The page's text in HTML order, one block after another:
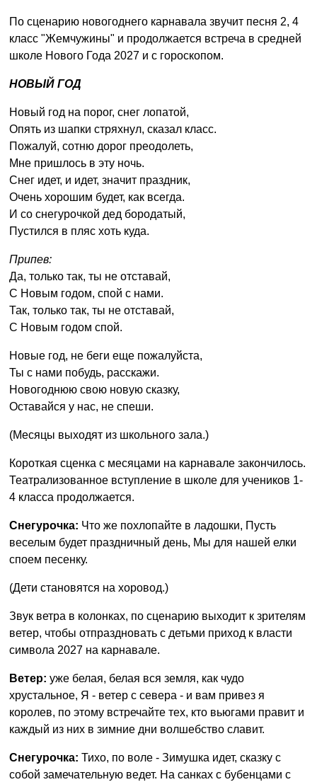
По сценарию новогоднего карнавала звучит песня 2, 4
класс "Жемчужины" и продолжается встреча в средней
школе Нового Года 2027 и с гороскопом.
НОВЫЙ ГОД
Новый год на порог, снег лопатой,
Опять из шапки стряхнул, сказал класс.
Пожалуй, сотню дорог преодолеть,
Мне пришлось в эту ночь.
Снег идет, и идет, значит праздник,
Очень хорошим будет, как всегда.
И со снегурочкой дед бородатый,
Пустился в пляс хоть куда.
Припев:
Да, только так, ты не отставай,
С Новым годом, спой с нами.
Так, только так, ты не отставай,
С Новым годом спой.
Новые год, не беги еще пожалуйста,
Ты с нами побудь, расскажи.
Новогоднюю свою новую сказку,
Оставайся у нас, не спеши.
(Месяцы выходят из школьного зала.)
Короткая сценка с месяцами на карнавале закончилось.
Театрализованное вступление в школе для учеников 1-
4 класса продолжается.
Снегурочка: Что же похлопайте в ладошки, Пусть
веселым будет праздничный день, Мы для нашей елки
споем песенку.
(Дети становятся на хоровод.)
Звук ветра в колонках, по сценарию выходит к зрителям
ветер, чтобы отпраздновать с детьми приход к власти
символа 2027 на карнавале.
Ветер: уже белая, белая вся земля, как чудо
хрустальное, Я - ветер с севера - и вам привез я
королев, по этому встречайте тех, кто вьюгами правит и
каждый из них в зимние дни волшебство славит.
Снегурочка: Тихо, по воле - Зимушка идет, сказку с
собой замечательную ведет. На санках с бубенцами c